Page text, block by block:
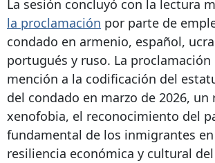
La sesión concluyó con la lectura
la proclamación por parte de
condado en armenio, español,
portugués y ruso. La
mención a la codificación del
del condado en marzo de 2026, un
xenofobia, el reconocimiento del
fundamental de los inmigrantes
resiliencia económica y cultural